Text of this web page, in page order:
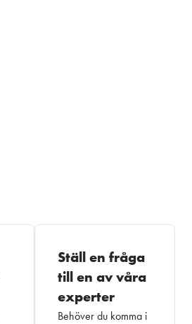
Ställ en fråga
till en av våra
experter
Behöver du komma i